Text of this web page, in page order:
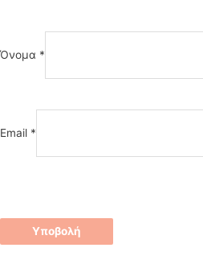
Όνομα *
Email *